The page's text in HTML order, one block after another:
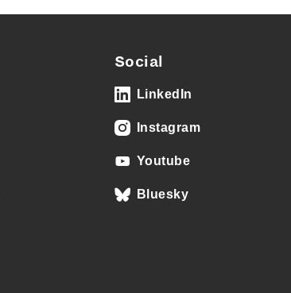
Social
LinkedIn
Instagram
Youtube
Bluesky